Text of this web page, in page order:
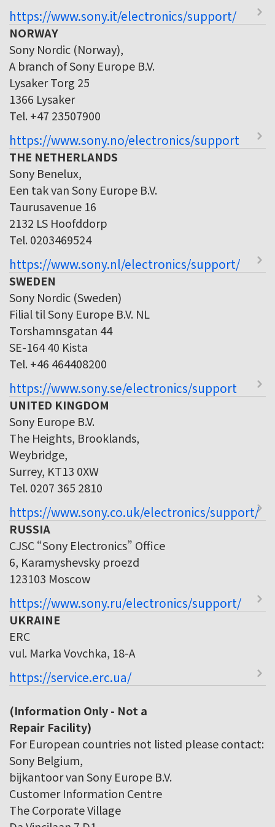
https://www.sony.it/electronics/support/
NORWAY
Sony Nordic (Norway),
A branch of Sony Europe B.V.
Lysaker Torg 25
1366 Lysaker
Tel. +47 23507900
https://www.sony.no/electronics/support
THE NETHERLANDS
Sony Benelux,
Een tak van Sony Europe B.V.
Taurusavenue 16
2132 LS Hoofddorp
Tel. 0203469524
https://www.sony.nl/electronics/support/
SWEDEN
Sony Nordic (Sweden)
Filial til Sony Europe B.V. NL
Torshamnsgatan 44
SE-164 40 Kista
Tel. +46 464408200
https://www.sony.se/electronics/support
UNITED KINGDOM
Sony Europe B.V.
The Heights, Brooklands,
Weybridge,
Surrey, KT13 0XW
Tel. 0207 365 2810
https://www.sony.co.uk/electronics/support/
RUSSIA
CJSC “Sony Electronics” Office
6, Karamyshevsky proezd
123103 Moscow
https://www.sony.ru/electronics/support/
UKRAINE
ERC
vul. Marka Vovchka, 18-A
https://service.erc.ua/
(Information Only - Not a
Repair Facility)
For European countries not listed please contact:
Sony Belgium,
bijkantoor van Sony Europe B.V.
Customer Information Centre
The Corporate Village